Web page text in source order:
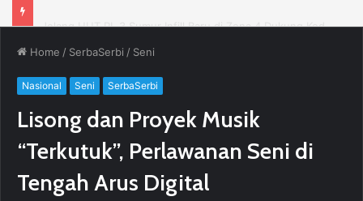
Home / SerbaSerbi / Seni
Nasional Seni SerbaSerbi
Lisong dan Proyek Musik
“Terkutuk”, Perlawanan Seni di
Tengah Arus Digital